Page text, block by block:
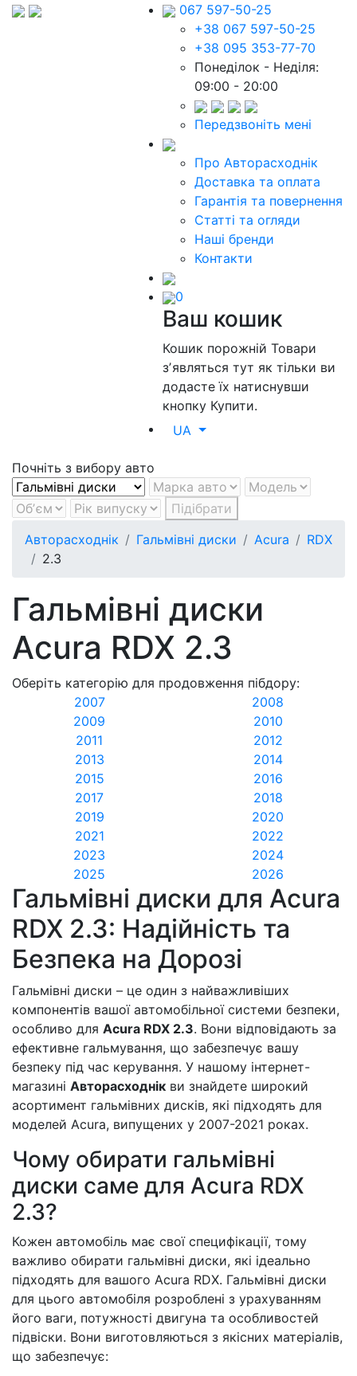
067 597-50-25
+38 067 597-50-25
+38 095 353-77-70
Понеділок - Неділя:
09:00 - 20:00
Передзвоніть мені
Про Авторасходнік
Доставка та оплата
Гарантія та повернення
Статті та огляди
Наші бренди
Контакти
0
Ваш кошик
Кошик порожнійТовари
зʼявляться тут як тільки ви
додасте їх натиснувши
кнопку Купити.
UA
Почніть з вибору авто
Підібрати
Авторасходнік
Гальмівні диски Acura
RDX
2.3
Гальмівні диски
Acura RDX 2.3
Оберіть категорію для продовження пібдору:
2007
2008
2009
2010
2011
2012
2013
2014
2015
2016
2017
2018
2019
2020
2021
2022
2023
2024
2025
2026
Гальмівні диски для Acura
RDX 2.3: Надійність та
Безпека на Дорозі
Гальмівні диски – це один з найважливіших
компонентів вашої автомобільної системи безпеки,
особливо для Acura RDX 2.3. Вони відповідають за
ефективне гальмування, що забезпечує вашу
безпеку під час керування. У нашому інтернет-
магазині Авторасходнік ви знайдете широкий
асортимент гальмівних дисків, які підходять для
моделей Acura, випущених у 2007-2021 роках.
Чому обирати гальмівні
диски саме для Acura RDX
2.3?
Кожен автомобіль має свої специфікації, тому
важливо обирати гальмівні диски, які ідеально
підходять для вашого Acura RDX. Гальмівні диски
для цього автомобіля розроблені з урахуванням
його ваги, потужності двигуна та особливостей
підвіски. Вони виготовляються з якісних матеріалів,
що забезпечує: